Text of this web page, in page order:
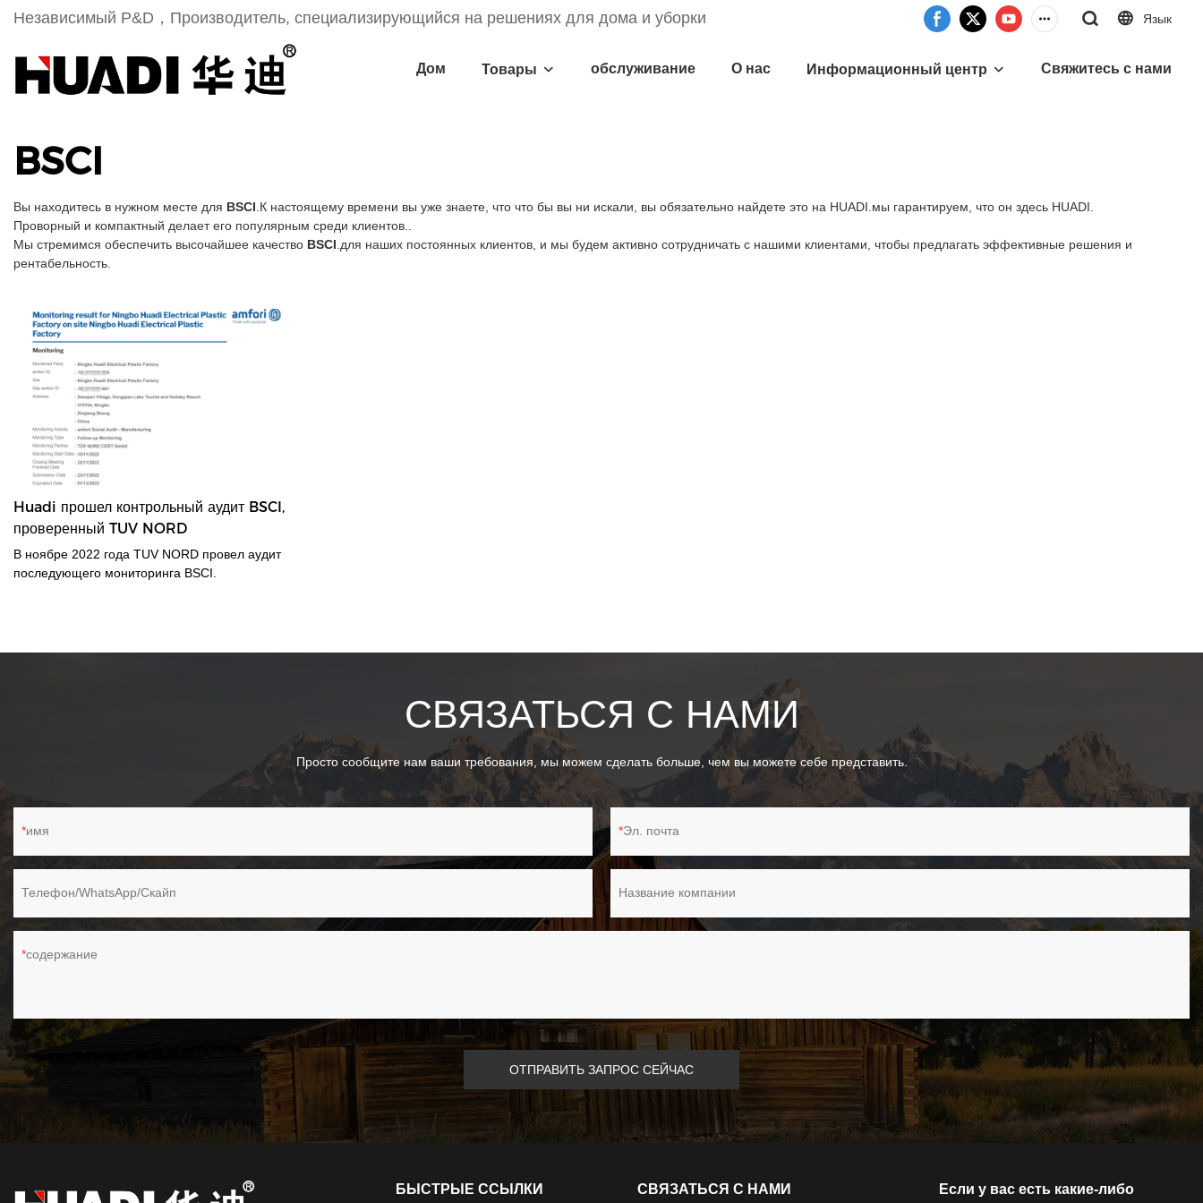
Независимый Р&D，Производитель, специализирующийся на решениях для дома и уборки Язык
Дом Товары обслуживание О нас Информационный центр Свяжитесь с нами
BSCI
Вы находитесь в нужном месте для BSCI.К настоящему времени вы уже знаете, что что бы вы ни искали, вы обязательно найдете это на HUADI.мы гарантируем, что он здесь HUADI.
Проворный и компактный делает его популярным среди клиентов..
Мы стремимся обеспечить высочайшее качество BSCI.для наших постоянных клиентов, и мы будем активно сотрудничать с нашими клиентами, чтобы предлагать эффективные решения и
рентабельность.
Huadi прошел контрольный аудит BSCI,
проверенный TUV NORD
В ноябре 2022 года TUV NORD провел аудит
последующего мониторинга BSCI.
СВЯЗАТЬСЯ С НАМИ
Просто сообщите нам ваши требования, мы можем сделать больше, чем вы можете себе представить.
имя Эл. почта
Телефон/WhatsApp/Скайп Название компании
содержание
ОТПРАВИТЬ ЗАПРОС СЕЙЧАС
БЫСТРЫЕ ССЫЛКИ СВЯЗАТЬСЯ С НАМИ Если у вас есть какие-либо